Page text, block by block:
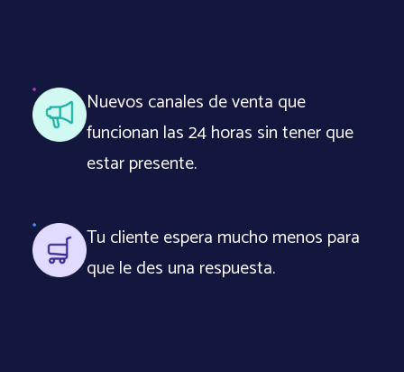
Nuevos canales de venta que
funcionan las 24 horas sin tener que
estar presente.
Tu cliente espera mucho menos para
que le des una respuesta.